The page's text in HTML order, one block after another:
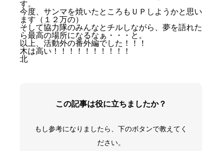
す。
今度、サンマを焼いたところもＵＰしようかと思い
ます（１２万の）
そして協力隊のみんなとチルしながら、夢を語れた
ら最高の場所になるなぁ・・・と。
以上、活動外の番外編でした！！！
木は高い！！！！！！！！！！
北
この記事は役に立ちましたか？
もし参考になりましたら、下のボタンで教えてく
ださい。